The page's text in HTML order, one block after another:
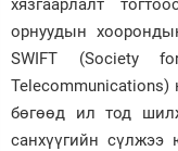
хязгаарлалт
орнуудын
SWIFT (Society
Telecommunications)
бөгөөд ил тод
санхүүгийн